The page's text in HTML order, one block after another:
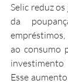
Selic reduz
da
ao consumo
Esse